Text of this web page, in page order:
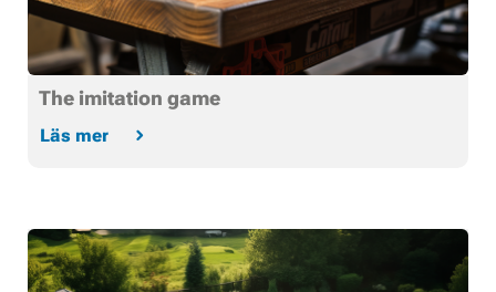
The imitation game
Läs mer